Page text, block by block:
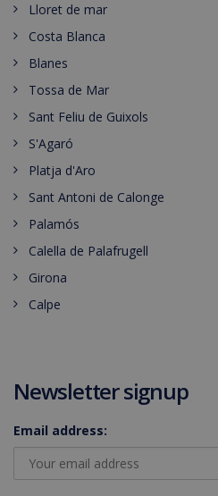
Lloret de mar
Costa Blanca
Blanes
Tossa de Mar
Sant Feliu de Guixols
S'Agaró
Platja d'Aro
Sant Antoni de Calonge
Palamós
Calella de Palafrugell
Girona
Calpe
Newsletter signup
Email address: